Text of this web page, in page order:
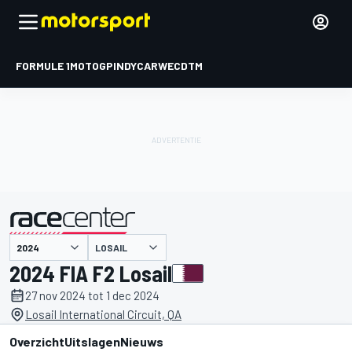
FORMULE 1MOTOGPINDYCARWECDTM
gepresenteerd door LOSAIL
2024 FIA F2 Losail
27 nov 2024 tot 1 dec 2024
Losail International Circuit, QA
OverzichtUitslagenNieuws